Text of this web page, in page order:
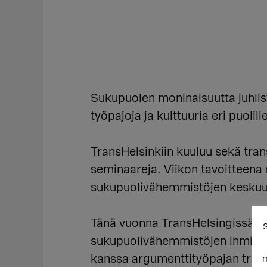
Sukupuolen moninaisuutta
työpajoja ja kulttuuria eri
TransHelsinkiin kuuluu sekä
seminaareja. Viikon
sukupuolivähemmistöjen
Tänä vuonna TransHelsingissä
sukupuolivähemmistöjen
kanssa argumenttityöpajan